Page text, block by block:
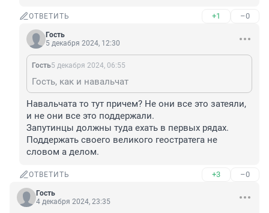
ОТВЕТИТЬ +1 –0
Гость
5 декабря 2024, 12:30
Гость5 декабря 2024, 06:55
Гость, как и навальчат
Навальчата то тут причем? Не они все это затеяли,
и не они все это поддержали.
Запутинцы должны туда ехать в первых рядах.
Поддержать своего великого геостратега не
словом а делом.
ОТВЕТИТЬ +3 –0
Гость
4 декабря 2024, 23:35